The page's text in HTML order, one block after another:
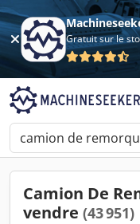
Gratuit sur le
Camion De
vendre (43 951)